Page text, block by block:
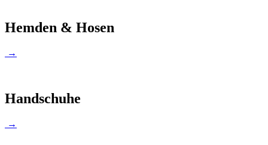
Hemden & Hosen
→
Handschuhe
→